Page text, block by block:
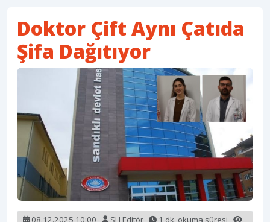
Doktor Çift Aynı Çatıda
Şifa Dağıtıyor
08.12.2025 10:00 SH Editör
1 dk. okuma süresi